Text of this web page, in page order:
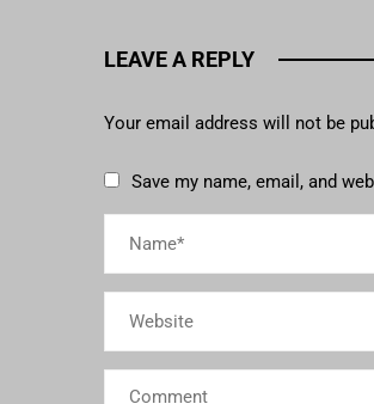
LEAVE A REPLY
Your email address will not be
Save my name, email, and